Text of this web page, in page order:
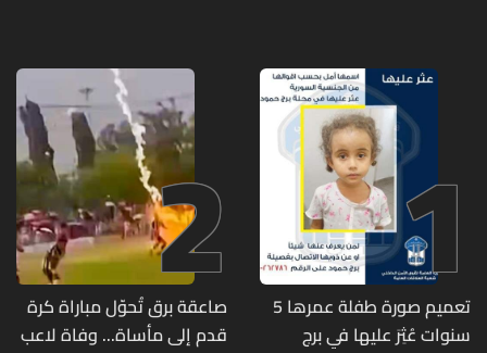
1
تعميم صورة طفلة عمرها 5
سنوات عُثِرَ عليها في برج
2
صاعقة برق تُحوّل مباراة كرة
قدم إلى مأساة... وفاة لاعب